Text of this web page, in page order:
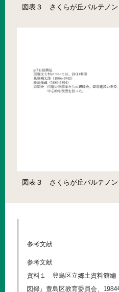
図表３ さくらが丘パルテノ
図表３ さくらが丘パルテノ
参考文献
参考文献
資料１ 豊島区立郷土資料館編
図録』豊島区教育委員会、1984